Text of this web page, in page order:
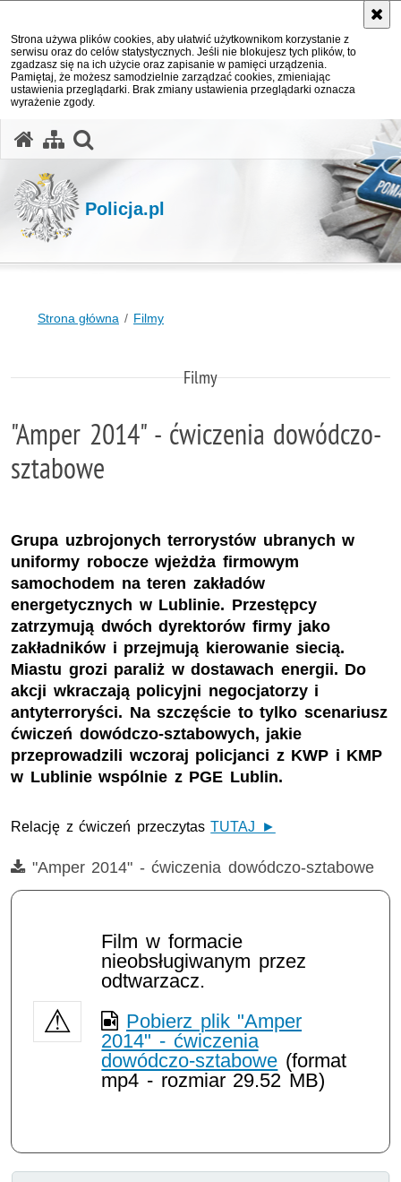
Strona używa plików cookies, aby ułatwić użytkownikom korzystanie z
serwisu oraz do celów statystycznych. Jeśli nie blokujesz tych plików, to
zgadzasz się na ich użycie oraz zapisanie w pamięci urządzenia.
Pamiętaj, że możesz samodzielnie zarządzać cookies, zmieniając
ustawienia przeglądarki. Brak zmiany ustawienia przeglądarki oznacza
wyrażenie zgody.
Policja.pl
Strona główna Filmy
Filmy
"Amper 2014" - ćwiczenia dowódczo-
sztabowe
Grupa uzbrojonych terrorystów ubranych w
uniformy robocze wjeżdża firmowym
samochodem na teren zakładów
energetycznych w Lublinie. Przestępcy
zatrzymują dwóch dyrektorów firmy jako
zakładników i przejmują kierowanie siecią.
Miastu grozi paraliż w dostawach energii. Do
akcji wkraczają policyjni negocjatorzy i
antyterroryści. Na szczęście to tylko scenariusz
ćwiczeń dowódczo-sztabowych, jakie
przeprowadzili wczoraj policjanci z KWP i KMP
w Lublinie wspólnie z PGE Lublin.
Relację z ćwiczeń przeczytasTUTAJ ►
Film
"Amper 2014" - ćwiczenia dowódczo-sztabowe
Film w formacie
nieobsługiwanym przez
odtwarzacz.
Pobierz plik "Amper
2014" - ćwiczenia
dowódczo-sztabowe (format
mp4 - rozmiar 29.52 MB)